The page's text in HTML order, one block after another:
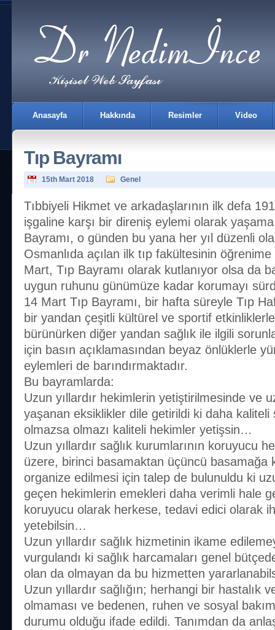
Anasayfa Hakkında Resimler Video
İletişim
Tıp Bayramı
15th Mart 2018 Genel
Tıbbiyeli Hikmet ve arkadaşlarının ilk defa
işgaline karşı bir direniş eylemi olarak
Bayramı, o günden bu yana her yıl düzenli
Osmanlıda açılan ilk tıp fakültesinin
Mart, Tıp Bayramı olarak kutlanıyor olsa da
uygun ruhunu günümüze kadar korumayı
14 Mart Tıp Bayramı, bir hafta süreyle Tıp
bir yandan çeşitli kültürel ve sportif
bürünürken diğer yandan sağlık ile ilgili
için basın açıklamasından beyaz önlüklerle
eylemleri de barındırmaktadır.
Bu bayramlarda:
Uzun yıllardır hekimlerin yetiştirilmesinde ve
yaşanan eksiklikler dile getirildi ki daha kaliteli
olmazsa olmazı kaliteli hekimler yetişsin…
Uzun yıllardır sağlık kurumlarının koruyucu
üzere, birinci basamaktan üçüncü basamağa
organize edilmesi için talep de bulunuldu ki
geçen hekimlerin emekleri daha verimli hale
koruyucu olarak herkese, tedavi edici olarak
yetebilsin…
Uzun yıllardır sağlık hizmetinin ikame
vurgulandı ki sağlık harcamaları genel
olan da olmayan da bu hizmetten
Uzun yıllardır sağlığın; herhangi bir hastalık
olmaması ve bedenen, ruhen ve sosyal
durumu olduğu ifade edildi. Tanımdan da